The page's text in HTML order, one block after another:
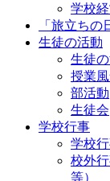
学校
「旅立ちの
生徒の活動
生徒
授業
部活動
生徒会
学校行事
学校
校外
等）